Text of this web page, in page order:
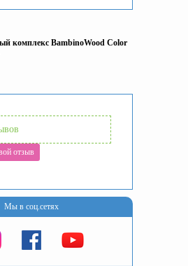
комплекс BambinoWood Color
отзыв
Мы в соц.сетях